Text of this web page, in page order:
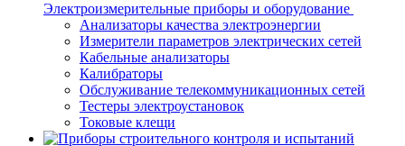
Электроизмерительные приборы и оборудование
Анализаторы качества электроэнергии
Измерители параметров электрических сетей
Кабельные анализаторы
Калибраторы
Обслуживание телекоммуникационных сетей
Тестеры электроустановок
Токовые клещи